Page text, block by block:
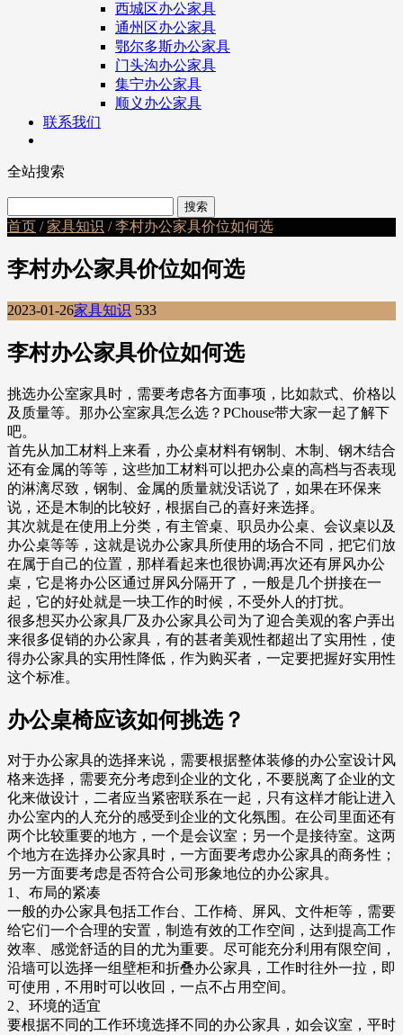
西城区办公家具
通州区办公家具
鄂尔多斯办公家具
门头沟办公家具
集宁办公家具
顺义办公家具
联系我们
全站搜索
首页 /家具知识 / 李村办公家具价位如何选
李村办公家具价位如何选
2023-01-26家具知识 533
李村办公家具价位如何选
挑选办公室家具时，需要考虑各方面事项，比如款式、价格以
及质量等。那办公室家具怎么选？PChouse带大家一起了解下
吧。
首先从加工材料上来看，办公桌材料有钢制、木制、钢木结合
还有金属的等等，这些加工材料可以把办公桌的高档与否表现
的淋漓尽致，钢制、金属的质量就没话说了，如果在环保来
说，还是木制的比较好，根据自己的喜好来选择。
其次就是在使用上分类，有主管桌、职员办公桌、会议桌以及
办公桌等等，这就是说办公家具所使用的场合不同，把它们放
在属于自己的位置，那样看起来也很协调;再次还有屏风办公
桌，它是将办公区通过屏风分隔开了，一般是几个拼接在一
起，它的好处就是一块工作的时候，不受外人的打扰。
很多想买办公家具厂及办公家具公司为了迎合美观的客户弄出
来很多促销的办公家具，有的甚者美观性都超出了实用性，使
得办公家具的实用性降低，作为购买者，一定要把握好实用性
这个标准。
办公桌椅应该如何挑选？
对于办公家具的选择来说，需要根据整体装修的办公室设计风
格来选择，需要充分考虑到企业的文化，不要脱离了企业的文
化来做设计，二者应当紧密联系在一起，只有这样才能让进入
办公室内的人充分的感受到企业的文化氛围。在公司里面还有
两个比较重要的地方，一个是会议室；另一个是接待室。这两
个地方在选择办公家具时，一方面要考虑办公家具的商务性；
另一方面要考虑是否符合公司形象地位的办公家具。
1、布局的紧凑
一般的办公家具包括工作台、工作椅、屏风、文件柜等，需要
给它们一个合理的安置，制造有效的工作空间，达到提高工作
效率、感觉舒适的目的尤为重要。尽可能充分利用有限空间，
沿墙可以选择一组壁柜和折叠办公家具，工作时往外一拉，即
可使用，不用时可以收回，一点不占用空间。
2、环境的适宜
要根据不同的工作环境选择不同的办公家具，如会议室，平时